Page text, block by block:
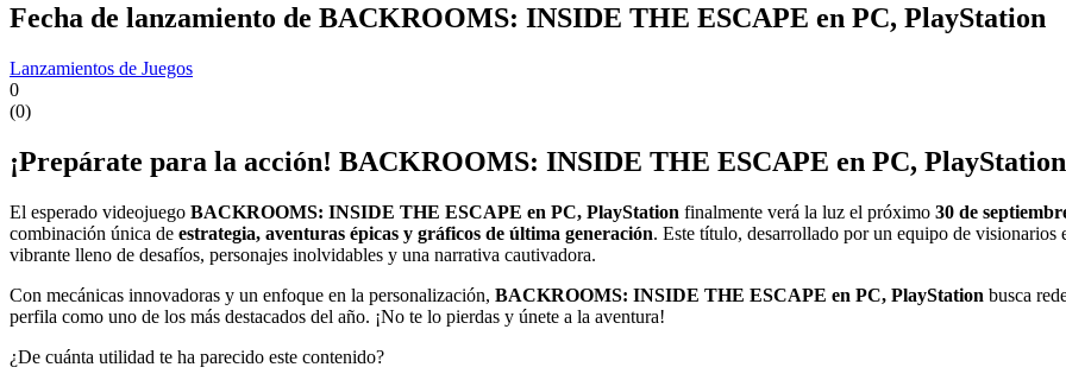
Fecha de lanzamiento de BACKROOMS: INSIDE THE ESCAPE en PC, PlayStation
Lanzamientos de Juegos
0
(0)
¡Prepárate para la acción! BACKROOMS: INSIDE THE ESCAPE en PC,
El esperado videojuego BACKROOMS: INSIDE THE ESCAPE en PC, PlayStation finalmente verá la luz el próximo 30 de
combinación única de estrategia, aventuras épicas y gráficos de última generación. Este título, desarrollado por un equipo de
vibrante lleno de desafíos, personajes inolvidables y una narrativa cautivadora.
Con mecánicas innovadoras y un enfoque en la personalización, BACKROOMS: INSIDE THE ESCAPE en PC, PlayStation busca
perfila como uno de los más destacados del año. ¡No te lo pierdas y únete a la aventura!
¿De cuánta utilidad te ha parecido este contenido?